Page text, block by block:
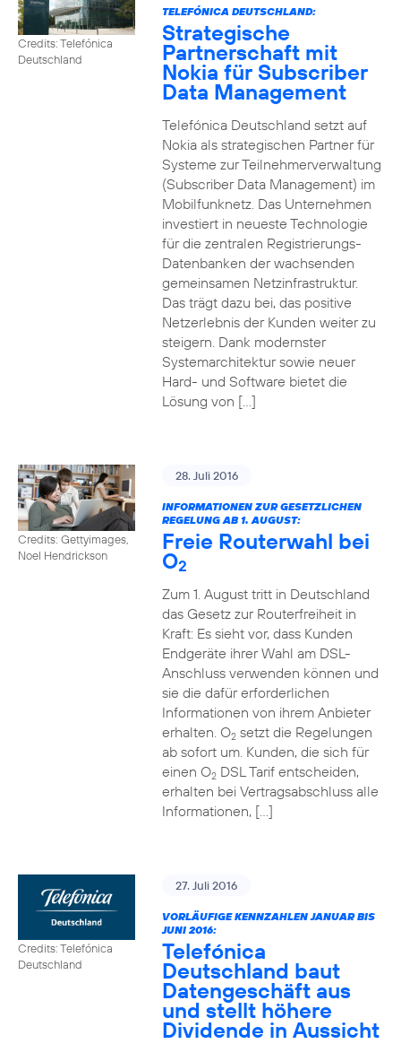
Credits: Telefónica
Deutschland
TELEFÓNICA DEUTSCHLAND:
Strategische
Partnerschaft mit
Nokia für Subscriber
Data Management
Telefónica Deutschland setzt auf
Nokia als strategischen Partner für
Systeme zur Teilnehmerverwaltung
(Subscriber Data Management) im
Mobilfunknetz. Das Unternehmen
investiert in neueste Technologie
für die zentralen Registrierungs-
Datenbanken der wachsenden
gemeinsamen Netzinfrastruktur.
Das trägt dazu bei, das positive
Netzerlebnis der Kunden weiter zu
steigern. Dank modernster
Systemarchitektur sowie neuer
Hard- und Software bietet die
Lösung von […]
Credits: Gettyimages,
Noel Hendrickson
28. Juli 2016
INFORMATIONEN ZUR GESETZLICHEN
REGELUNG AB 1. AUGUST:
Freie Routerwahl bei
O2
Zum 1. August tritt in Deutschland
das Gesetz zur Routerfreiheit in
Kraft: Es sieht vor, dass Kunden
Endgeräte ihrer Wahl am DSL-
Anschluss verwenden können und
sie die dafür erforderlichen
Informationen von ihrem Anbieter
erhalten. O2setzt die Regelungen
ab sofort um. Kunden, die sich für
einen O2DSL Tarif entscheiden,
erhalten bei Vertragsabschluss alle
Informationen, […]
Credits: Telefónica
Deutschland
27. Juli 2016
VORLÄUFIGE KENNZAHLEN JANUAR BIS
JUNI 2016:
Telefónica
Deutschland baut
Datengeschäft aus
und stellt höhere
Dividende in Aussicht